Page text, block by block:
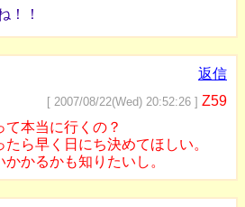
！！
返信
[ 2007/08/22(Wed) 20:52:26 ] Z59
て本当に行くの？
たら早く日にち決めてほしい。
かるかも知りたいし。